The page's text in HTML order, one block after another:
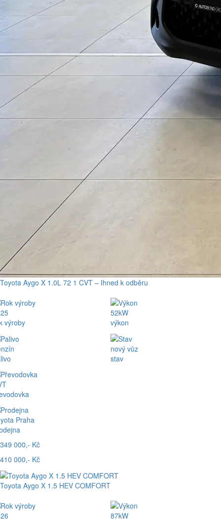
Toyota Aygo X 1.0L 72 1 CVT – Ihned k odběru
výroby
Praha
52kW
výkon
nový vůz
stav
349 000,- Kč
410 000,- Kč
Toyota Aygo X 1.5 HEV COMFORT
87kW